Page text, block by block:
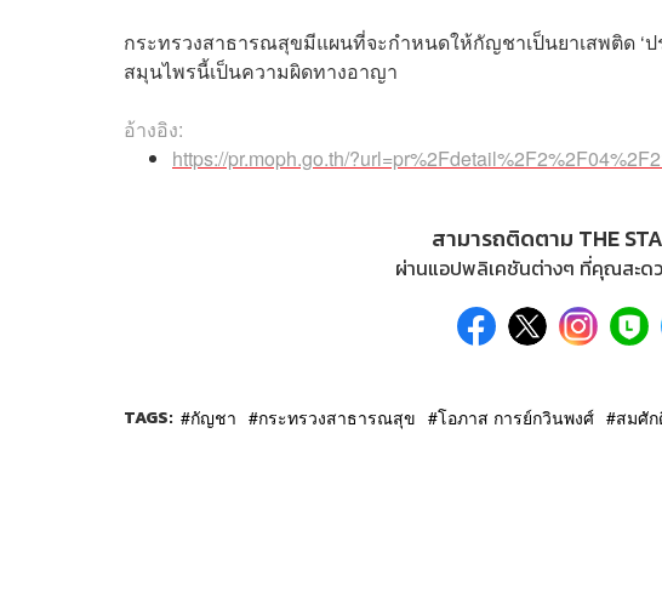
กระทรวงสาธารณสุขมีแผนที่จะกำหนดให้กัญชาเป็นยาเสพติด ‘
สมุนไพรนี้เป็นความผิดทางอาญา
อ้างอิง:
https://pr.moph.go.th/
สามารถติดตาม THE
ผ่านแอปพลิเคชันต่างๆ ที่คุณสะด
TAGS: กัญชา กระทรวงสาธารณสุข โอภาส การย์กวินพงศ์ สมศั